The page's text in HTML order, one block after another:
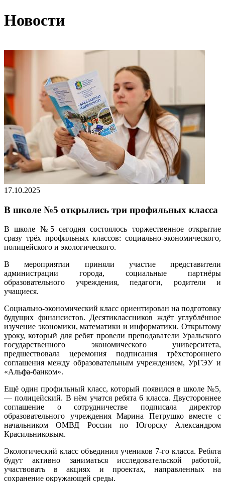
Новости
17.10.2025
В школе №5 открылись три профильных класса
В школе №5 сегодня состоялось торжественное открытие
сразу трёх профильных классов: социально-экономического,
полицейского и экологического.
В мероприятии приняли участие представители
администрации города, социальные партнёры
образовательного учреждения, педагоги, родители и
учащиеся.
Социально-экономический класс ориентирован на подготовку
будущих финансистов. Десятиклассников ждёт углублённое
изучение экономики, математики и информатики. Открытому
уроку, который для ребят провели преподаватели Уральского
государственного экономического университета,
предшествовала церемония подписания трёхстороннего
соглашения между образовательным учреждением, УрГЭУ и
«Альфа-банком».
Ещё один профильный класс, который появился в школе №5,
— полицейский. В нём учатся ребята 6 класса. Двустороннее
соглашение о сотрудничестве подписала директор
образовательного учреждения Марина Петрушко вместе с
начальником ОМВД России по Югорску Александром
Красильниковым.
Экологический класс объединил учеников 7-го класса. Ребята
будут активно заниматься исследовательской работой,
участвовать в акциях и проектах, направленных на
сохранение окружающей среды.